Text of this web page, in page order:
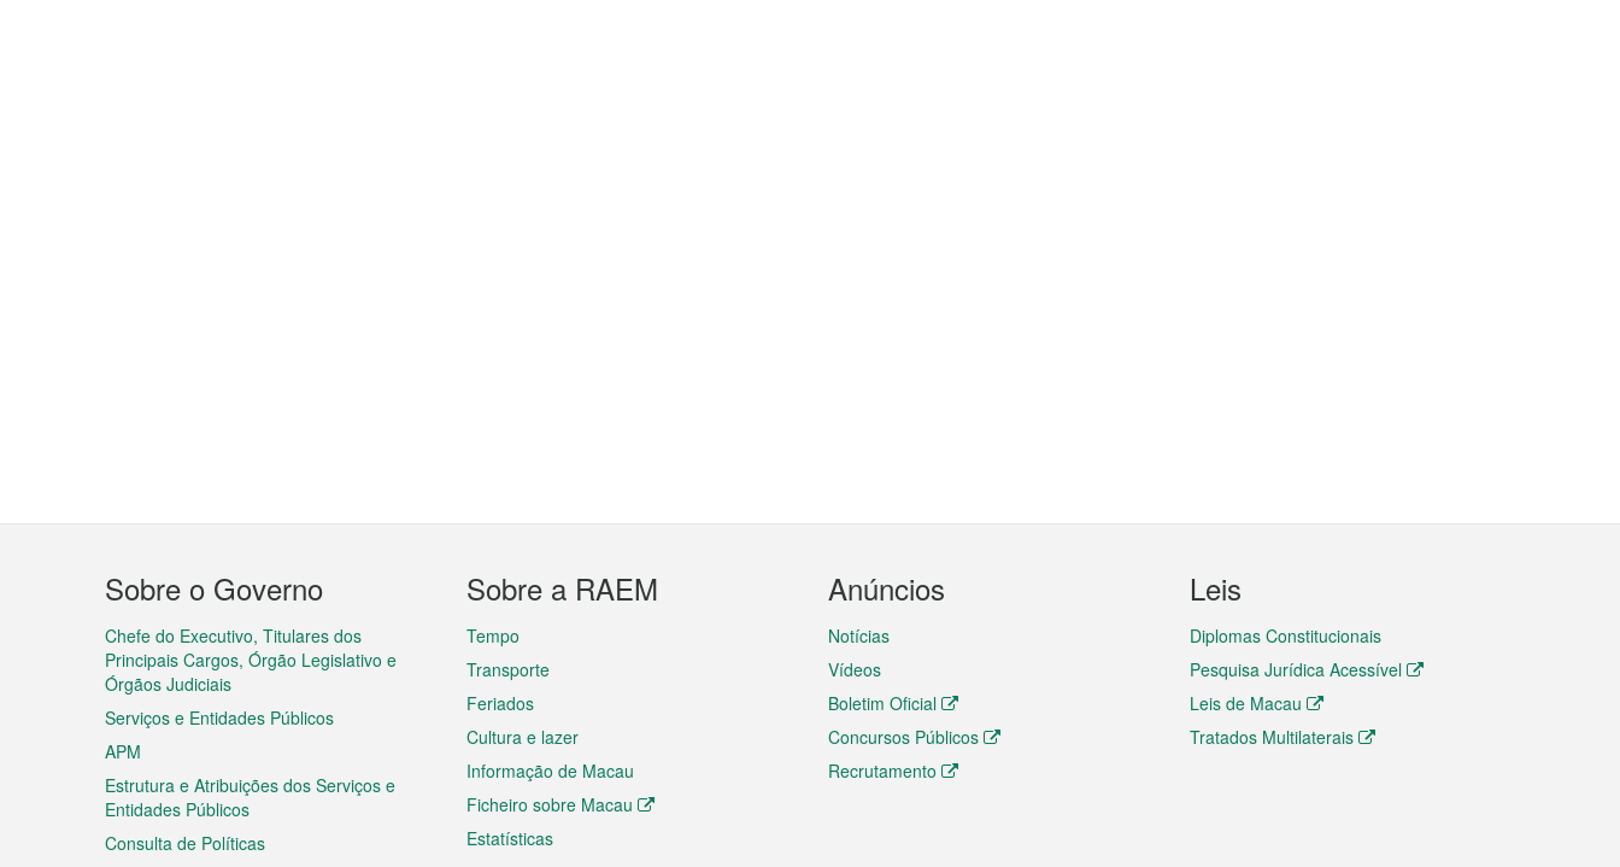
Menu
do
rodapé
Sobre o Governo
Chefe do Executivo, Titulares dos
Principais Cargos, Órgão Legislativo e
Órgãos Judiciais
Serviços e Entidades Públicos
APM
Estrutura e Atribuições dos Serviços e
Entidades Públicos
Consulta de Políticas
Sobre a RAEM
Tempo
Transporte
Feriados
Cultura e lazer
Informação de Macau
Ficheiro sobre Macau
Estatísticas
Anúncios
Notícias
Vídeos
Boletim Oficial
Concursos Públicos
Recrutamento
Leis
Diplomas Constitucionais
Pesquisa Jurídica Acessível
Leis de Macau
Tratados Multilaterais